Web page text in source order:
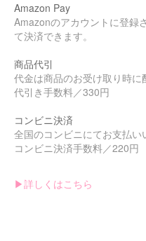
Amazon Pay
Amazonのアカウントに登録
て決済できます。
商品代引
代金は商品のお受け取り時に
代引き手数料／330円
コンビニ決済
全国のコンビニにてお支払い
コンビニ決済手数料／220円
▶︎詳しくはこちら